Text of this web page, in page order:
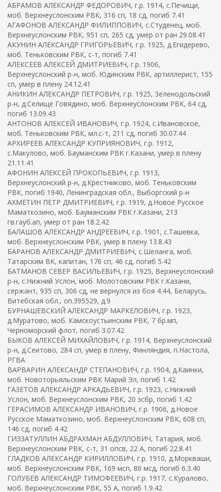
АБРАМОВ АЛЕКСАНДР ФЕДОРОВИЧ, г.р. 1914, с.Печищи,
моб. Верхнеуслонским РВК, 316 сп, 18 сд, погиб 7.41
АГАФОНОВ АЛЕКСАНДР ФИЛИППОВИЧ, с.Студенец, моб.
Верхнеуслонским РВК, 951 сп, 265 сд, умер от ран 29.08.41
АКУНИН АЛЕКСАНДР ГРИГОРЬЕВИЧ, г.р. 1925, д.Егидерево,
моб. Теньковским РВК, с-т, погиб 7.41
АЛЕКСЕЕВ АЛЕКСЕЙ ДМИТРИЕВИЧ, г.р. 1906,
Верхнеуслонский р-н, моб. Юдинским РВК, артиллерист, 155
сп, умер в плену 24.12.41
АНИКИН АЛЕКСАНДР ПЕТРОВИЧ, г.р. 1925, Зеленодольский
р-н, д.Селище Говядино, моб. Верхнеуслонским РВК, 64 сд,
погиб 13.09.43
АНТОНОВ АЛЕКСЕЙ ИВАНОВИЧ, г.р. 1924, с.Ивановское,
моб. Теньковским РВК, мл.с-т, 211 сд, погиб 30.07.44
АРХИРЕЕВ АЛЕКСАНДР КУПРИЯНОВИЧ, г.р. 1912,
с.Макулово, моб. Бауманским РВК г.Казани, умер в плену
21.11.41
АФОНИН АЛЕКСЕЙ ПРОКОПЬЕВИЧ, г.р. 1913,
Верхнеуслонский р-н, д.Крестниково, моб. Теньковским
РВК, погиб 1940, Ленинградская обл., Выборгский р-н
АХМЕТИН ПЕТР ДМИТРИЕВИЧ, г.р. 1919, д.Новое Русское
Маматкозино, моб. Бауманским РВК г.Казани, 213
гв.гауб.ап, умер от ран 18.2.42
БАЛАШОВ АЛЕКСАНДР АНДРЕЕВИЧ, г.р. 1901, с.Ташевка,
моб. Верхнеуслонским РВК, умер в плену 13.8.43
БАРАНОВ АЛЕКСАНДР ДМИТРИЕВИЧ, с.Шеланга, моб.
Татарским ВК, капитан, 176 сп, 46 сд, погиб 5.42
БАТМАНОВ СЕВЕР ВАСИЛЬЕВИЧ, г.р. 1925, Верхнеуслонский
р-н, с.Нижний Услон, моб. Молотовским РВК г.Казани,
сержант, 935 сп, 306 сд, не вернулся из боя 4.44, Беларусь,
Витебская обл., оп.395529, д.9
БУРНАШЕВСКИЙ АЛЕКСАНДР МАРКЕЛОВИЧ, г.р. 1923,
д.Муратово, моб. Камскоустьинским РВК, 7 бр.мп,
Черноморский флот, погиб 3.07.42
БЫКОВ АЛЕКСЕЙ МИХАЙЛОВИЧ, г.р. 1914, Верхнеуслонский
р-н, д.Сеитово, 284 сп, умер в плену, Финляндия, п.Настола,
РГВА
ВАРВАРИН АЛЕКСАНДР СТЕПАНОВИЧ, г.р. 1904, д.Каинки,
моб. Новоторьяльским РВК Марий Эл, погиб 1.42
ГАЗЕТОВ АЛЕКСАНДР АРКАДЬЕВИЧ, г.р. 1923, с.Нижний
Услон, моб. Верхнеуслонским РВК, 20 зсбр, погиб 1.42
ГЕРАСИМОВ АЛЕКСАНДР ИВАНОВИЧ, г.р. 1906, д.Новое
Русское Маматкозино, моб. Верхнеуслонским РВК, 608 сп,
146 сд, погиб 4.42
ГИЗЗАТУЛЛИН АБДРАХМАН АБДУЛЛОВИЧ, Татария, моб.
Верхнеуслонским РВК, с-т, 31 опсв, 22 А, погиб 22.8.41
ГЛАДКОВ АЛЕКСАНДР КИРИЛЛОВИЧ, г.р. 1910, д.Моркваши,
моб. Верхнеуслонским РВК, 169 мсп, 86 мсд, погиб 6.3.40
ГОЛУБЕВ АЛЕКСАНДР ТИМОФЕЕВИЧ, г.р. 1917, с.Куралово,
моб. Верхнеуслонским РВК, 55 А, погиб 1.9.42